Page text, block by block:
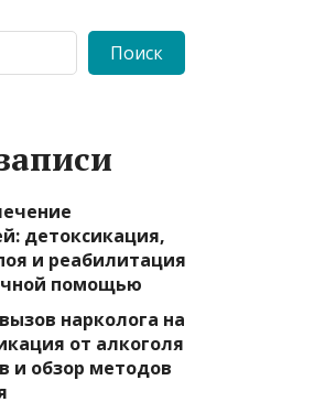
Поиск
детоксикация,
и реабилитация
помощью
нарколога на
от алкоголя
и обзор методов